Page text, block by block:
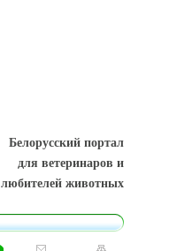
Белорусский портал
для ветеринаров и
любителей животных